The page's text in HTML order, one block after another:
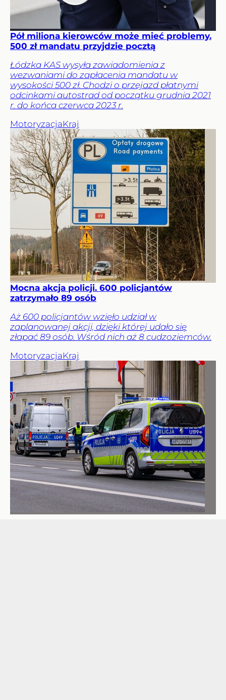
Pół miliona kierowców może mieć problemy.
500 zł mandatu przyjdzie pocztą
Łódzka KAS wysyła zawiadomienia z
wezwaniami do zapłacenia mandatu w
wysokości 500 zł. Chodzi o przejazd płatnymi
odcinkami autostrad od początku grudnia 2021
r. do końca czerwca 2023 r.
MotoryzacjaKraj
Mocna akcja policji. 600 policjantów
zatrzymało 89 osób
Aż 600 policjantów wzięło udział w
zaplanowanej akcji, dzięki której udało się
złapać 89 osób. Wśród nich aż 8 cudzoziemców.
MotoryzacjaKraj